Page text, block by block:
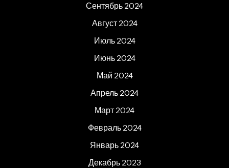
Сентябрь 2024
Август 2024
Июль 2024
Июнь 2024
Май 2024
Апрель 2024
Март 2024
Февраль 2024
Январь 2024
Декабрь 2023